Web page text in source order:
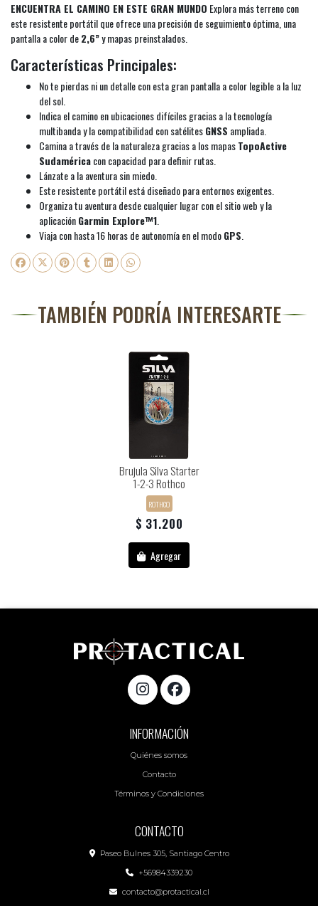
ENCUENTRA EL CAMINO EN ESTE GRAN MUNDO Explora más terreno con
este resistente portátil que ofrece una precisión de seguimiento óptima, una
pantalla a color de2,6”y mapas preinstalados.
Características Principales:
No te pierdas ni un detalle con esta gran pantalla a color legible a la luz
del sol.
Indica el camino en ubicaciones difíciles gracias a la tecnología
multibanda y la compatibilidad con satélitesGNSS ampliada.
Camina a través de la naturaleza gracias a los mapasTopoActive
Sudaméricacon capacidad para definir rutas.
Lánzate a la aventura sin miedo.
Este resistente portátil está diseñado para entornos exigentes.
Organiza tu aventura desde cualquier lugar con el sitio web y la
aplicaciónGarmin Explore™1.
Viaja con hasta 16 horas de autonomía en el modoGPS.
TAMBIÉN PODRÍA INTERESARTE
Brujula Silva Starter
1-2-3 Rothco
ROTHCO
$ 31.200
Agregar
INFORMACIÓN
Quiénes somos
Contacto
Términos y Condiciones
CONTACTO
Paseo Bulnes 305, Santiago Centro
+56984339230
contacto@protactical.cl